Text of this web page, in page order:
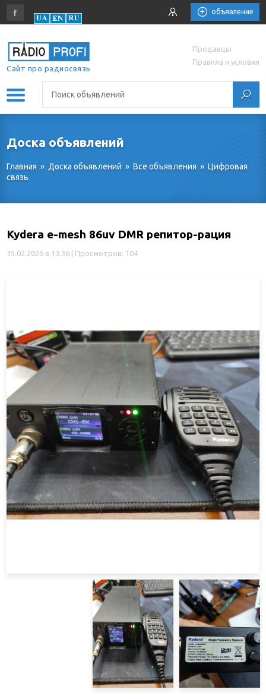
объявление
Сайт про радиосвязь
Продавцы
Правила и условия
Доска объявлений
Главная » Доска объявлений » Все объявления » Цифровая
связь
Kydera e-mesh 86uv DMR репитор-рация
15.02.2026 в 13:36 | Просмотров: 104